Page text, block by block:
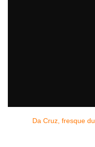
Da Cruz, fresque